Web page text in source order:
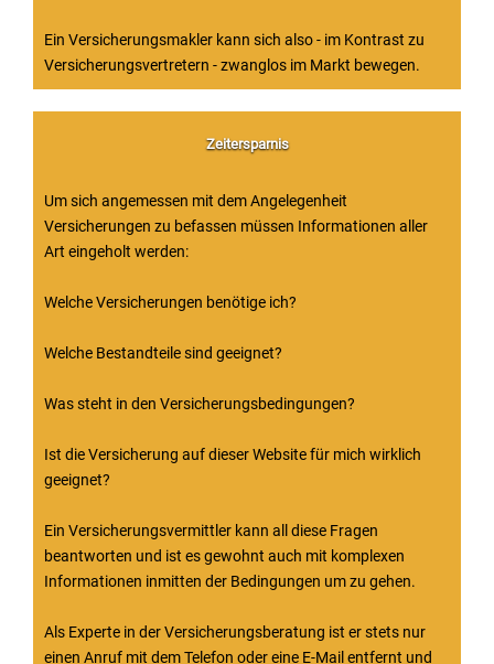
Ein Versicherungsmakler kann sich also - im Kontrast zu
Versicherungsvertretern - zwanglos im Markt bewegen.
Zeitersparnis
Um sich angemessen mit dem Angelegenheit
Versicherungen zu befassen müssen Informationen aller
Art eingeholt werden:
Welche Versicherungen benötige ich?
Welche Bestandteile sind geeignet?
Was steht in den Versicherungsbedingungen?
Ist die Versicherung auf dieser Website für mich wirklich
geeignet?
Ein Versicherungsvermittler kann all diese Fragen
beantworten und ist es gewohnt auch mit komplexen
Informationen inmitten der Bedingungen um zu gehen.
Als Experte in der Versicherungsberatung ist er stets nur
einen Anruf mit dem Telefon oder eine E-Mail entfernt und